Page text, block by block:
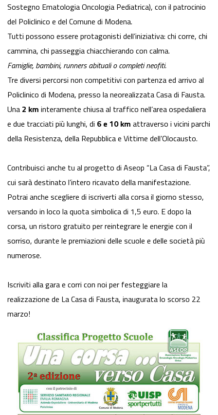
Sostegno Ematologia Oncologia Pediatrica), con il patrocinio
del Policlinico e del Comune di Modena.
Tutti possono essere protagonisti dell’iniziativa: chi corre, chi
cammina, chi passeggia chiacchierando con calma.
Famiglie, bambini, runners abituali o completi neofiti.
Tre diversi percorsi non competitivi con partenza ed arrivo al
Policlinico di Modena, presso la neorealizzata Casa di Fausta.
Una 2 km interamente chiusa al traffico nell’area ospedaliera
e due tracciati più lunghi, di 6 e 10 km attraverso i vicini parchi
della Resistenza, della Repubblica e Vittime dell’Olocausto.
Contribuisci anche tu al progetto di Aseop “La Casa di Fausta”,
cui sarà destinato l’intero ricavato della manifestazione.
Potrai anche scegliere di iscriverti alla corsa il giorno stesso,
versando in loco la quota simbolica di 1,5 euro. E dopo la
corsa, un ristoro gratuito per reintegrare le energie con il
sorriso, durante le premiazioni delle scuole e delle società più
numerose.
Iscriviti alla gara e corri con noi per festeggiare la
realizzazione de La Casa di Fausta, inaugurata lo scorso 22
marzo!